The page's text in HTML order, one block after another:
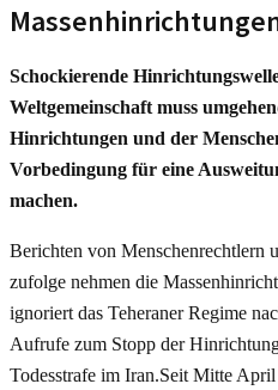
Schockierende
Weltgemeinschaft muss
Hinrichtungen und der
Vorbedingung für eine
machen.
Berichten von Menschenrechtlern
zufolge nehmen die
ignoriert das Teheraner Regime
Aufrufe zum Stopp der
Todesstrafe im Iran.Seit Mitte